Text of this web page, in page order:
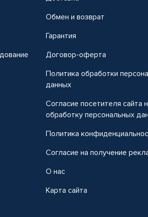
Обмен и возврат
Гарантия
Договор-оферта
Политика обработки
данных
Согласие посетителя сайта
обработку персональных
Политика
Согласие на получение
О нас
Карта сайта